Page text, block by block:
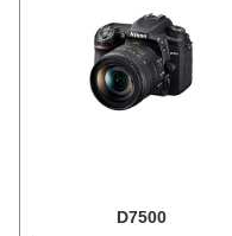
D7500